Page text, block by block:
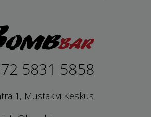
5831 5858
1, Mustakivi Keskus